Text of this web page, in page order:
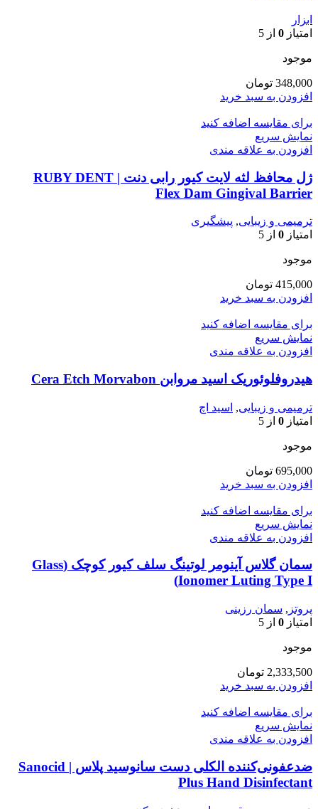
ابزار
امتیاز 0 از 5
موجود
348,000 تومان
افزودن به سبد خرید
برای مقایسه اضافه کنید
نمایش سریع
افزودن به علاقه مندی
ژل محافظ لثه لایت کیور رابی دنت | RUBY DENT
Flex Dam Gingival Barrier
ترمیمی و زیبایی, پیشگیری
امتیاز 0 از 5
موجود
415,000 تومان
افزودن به سبد خرید
برای مقایسه اضافه کنید
نمایش سریع
افزودن به علاقه مندی
هیدروفلوئوریک اسید مروابن Cera Etch Morvabon
ترمیمی و زیبایی, اسید اچ
امتیاز 0 از 5
موجود
695,000 تومان
افزودن به سبد خرید
برای مقایسه اضافه کنید
نمایش سریع
افزودن به علاقه مندی
سمان گلاس آینومر لوتینگ سلف کیور کوچک (Glass
Ionomer Luting Type I)
پروتز , سمان رزینی
امتیاز 0 از 5
موجود
2,333,500 تومان
افزودن به سبد خرید
برای مقایسه اضافه کنید
نمایش سریع
افزودن به علاقه مندی
ضدعفونی‌کننده الکلی دست سانوسید پلاس | Sanocid
Plus Hand Disinfectant